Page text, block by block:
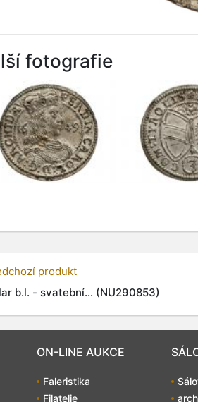
fotografie
produkt
b.l. - svatební... (NU290853)
ON-LINE AUKCE
Faleristika
Filatelie